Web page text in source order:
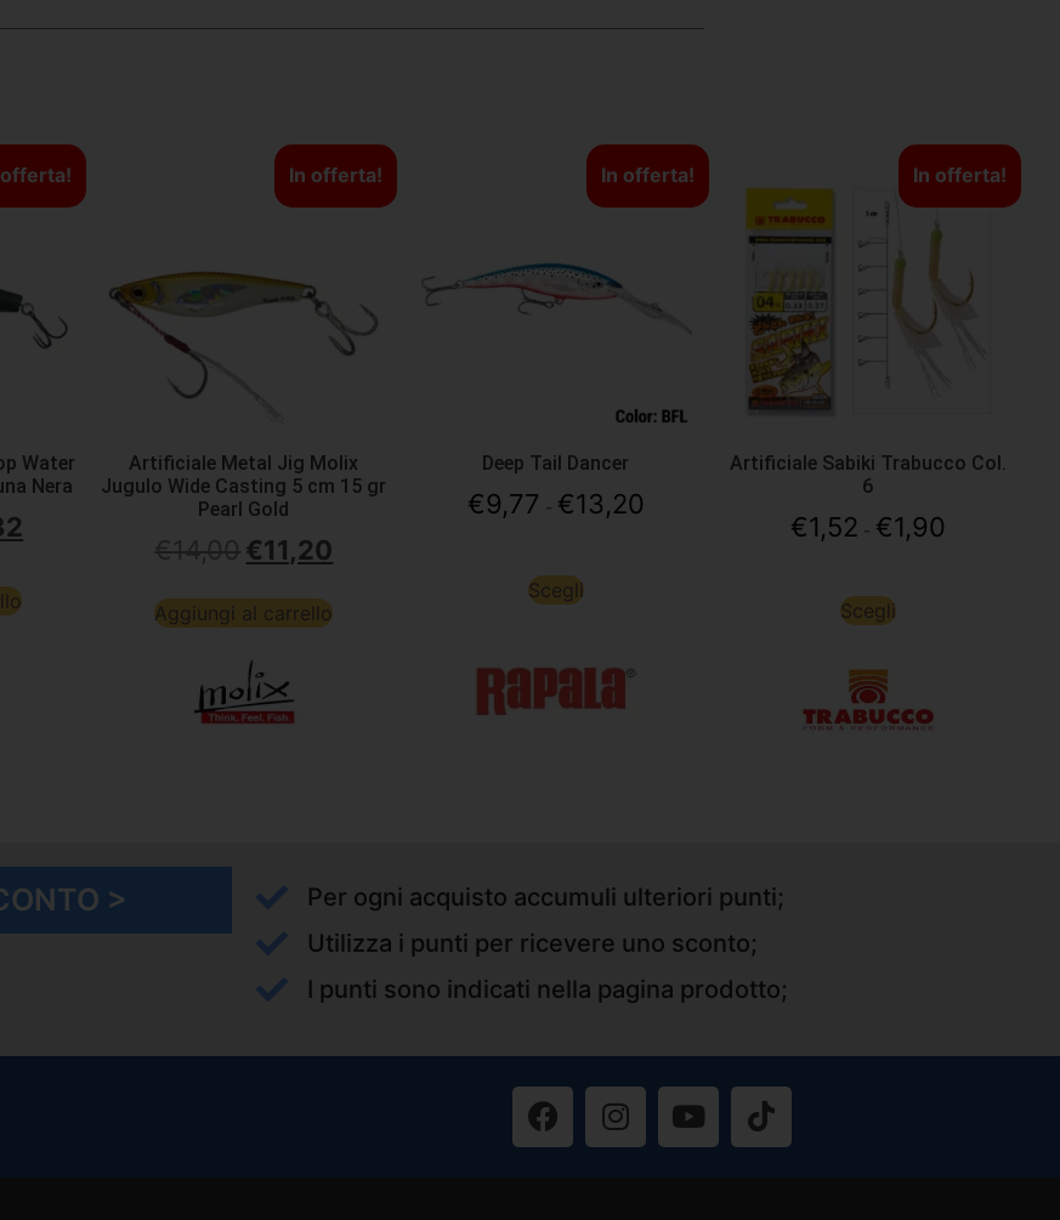
Water
Nera
In offerta!
Artificiale Metal Jig Molix
Jugulo Wide Casting 5 cm 15 gr
Pearl Gold
€11,20
Aggiungi al carrello
In offerta!
Deep Tail Dancer
€9,77 - €13,20
Scegli
In offerta!
Artificiale Sabiki Trabucco Col.
6
€1,52 - €1,90
Scegli
>
Per ogni acquisto accumuli ulteriori punti;
Utilizza i punti per ricevere uno sconto;
I punti sono indicati nella pagina prodotto;